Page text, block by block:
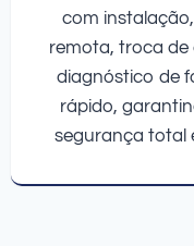
com
remota, troca de
diagnóstico de
rápido,
segurança total